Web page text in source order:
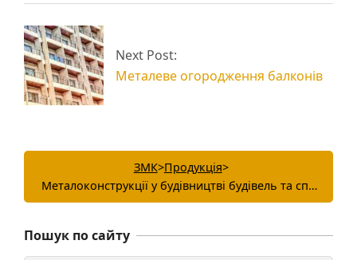
Next Post:
Металеве огородження балконів
ЗМК>Продукція>
Металоконструкції у будівництві будівель та споруд
Пошук по сайту